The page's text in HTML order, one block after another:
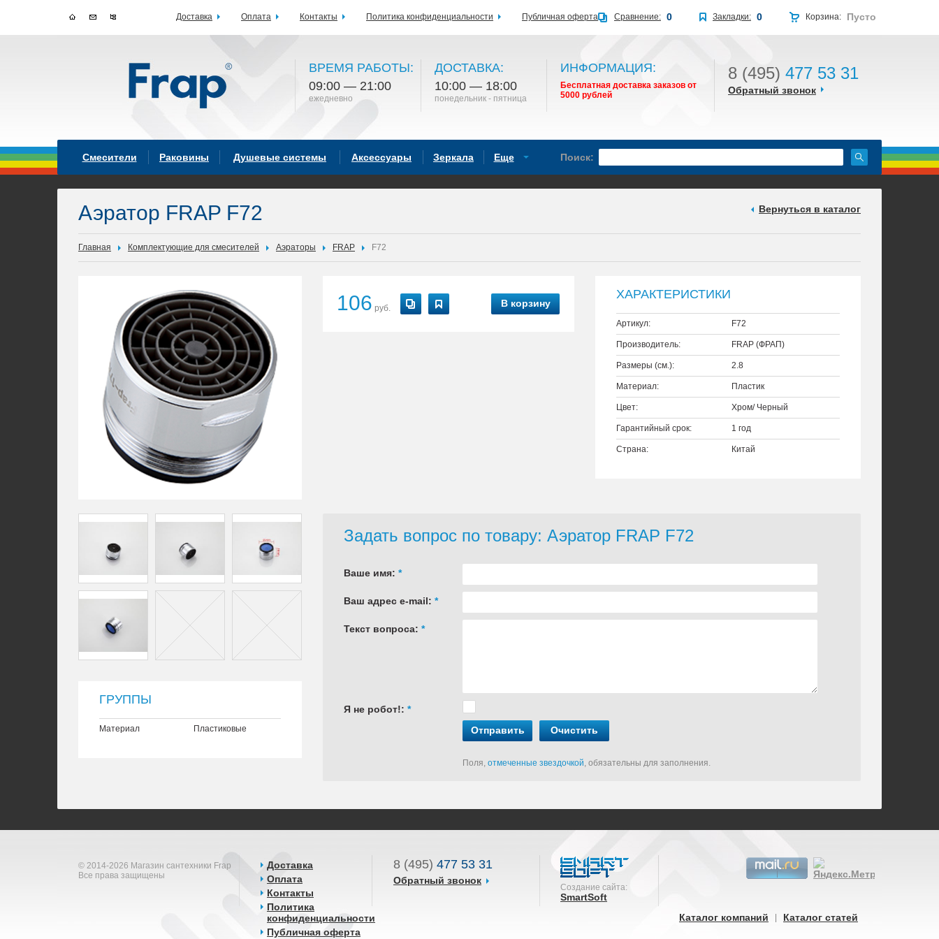
ВРЕМЯ РАБОТЫ:
09:00 — 21:00
ежедневно
ДОСТАВКА:
10:00 — 18:00
понедельник - пятница
ИНФОРМАЦИЯ:
Бесплатная доставка заказов от
5000 рублей
8 (495) 477 53 31
Обратный звонок
Смесители Раковины Душевые системы Аксессуары Зеркала Еще Поиск:
Аэратор FRAP F72 Вернуться в каталог
Главная Комплектующие для смесителей Аэраторы FRAP F72
ГРУППЫ
Материал Пластиковые
106 руб. В корзину
ХАРАКТЕРИСТИКИ
Артикул: F72
Производитель: FRAP (ФРАП)
Размеры (см.): 2.8
Материал: Пластик
Цвет: Хром/ Черный
Гарантийный срок: 1 год
Страна: Китай
Задать вопрос по товару: Аэратор FRAP F72
Ваше имя: *
Ваш адрес e-mail: *
Текст вопроса: *
Я не робот!: *
Отправить
Очистить
Поля, отмеченные звездочкой, обязательны для заполнения.
© 2014-2026 Магазин сантехники Frap
Все права защищены
Доставка
Оплата
Контакты
Политика
конфиденциальности
Публичная оферта
8 (495) 477 53 31
Обратный звонок
Создание сайта:
SmartSoft
Каталог компаний
Каталог статей
Доставка Оплата Контакты Политика конфиденциальности Публичная оферта Корзина: Пусто
Закладки: 0
Сравнение: 0